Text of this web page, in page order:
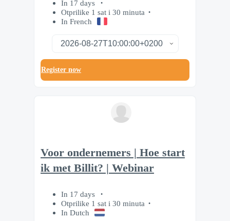
In 17 days
Otprilike 1 sat i 30 minuta
In French
Register now
Voor ondernemers | Hoe start
ik met Billit? | Webinar
In 17 days
Otprilike 1 sat i 30 minuta
In Dutch